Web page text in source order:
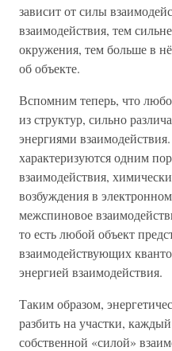
зависит от силы
взаимодействия, тем
окружения, тем больше в
об объекте.
Вспомним теперь, что
из структур, сильно
энергиями
характеризуются одним
взаимодействия,
возбуждения в
межспиновое
то есть любой объект
взаимодействующих
энергией взаимодействия.
Таким образом,
разбить на участки,
собственной «силой»